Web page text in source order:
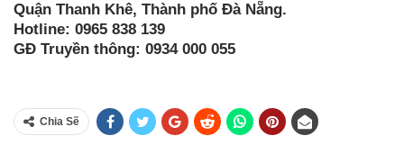
Quận Thanh Khê, Thành phố Đà Nẵng.
Hotline: 0965 838 139
GĐ Truyền thông: 0934 000 055
Chia Sẽ